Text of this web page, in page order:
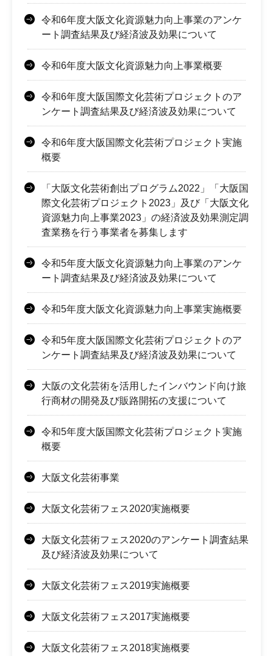
令和6年度大阪文化資源魅力向上事業のアンケ
ート調査結果及び経済波及効果について
令和6年度大阪文化資源魅力向上事業概要
令和6年度大阪国際文化芸術プロジェクトのア
ンケート調査結果及び経済波及効果について
令和6年度大阪国際文化芸術プロジェクト実施
概要
「大阪文化芸術創出プログラム2022」「大阪国
際文化芸術プロジェクト2023」及び「大阪文化
資源魅力向上事業2023」の経済波及効果測定調
査業務を行う事業者を募集します
令和5年度大阪文化資源魅力向上事業のアンケ
ート調査結果及び経済波及効果について
令和5年度大阪文化資源魅力向上事業実施概要
令和5年度大阪国際文化芸術プロジェクトのア
ンケート調査結果及び経済波及効果について
大阪の文化芸術を活用したインバウンド向け旅
行商材の開発及び販路開拓の支援について
令和5年度大阪国際文化芸術プロジェクト実施
概要
大阪文化芸術事業
大阪文化芸術フェス2020実施概要
大阪文化芸術フェス2020のアンケート調査結果
及び経済波及効果について
大阪文化芸術フェス2019実施概要
大阪文化芸術フェス2017実施概要
大阪文化芸術フェス2018実施概要